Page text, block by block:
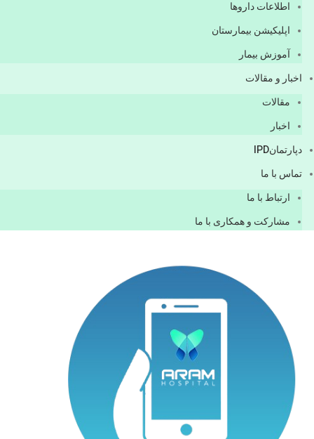
اطلاعات دارو‌ها
اپليكيشن بيمارستان
آموزش بیمار
اخبار و مقالات
مقالات
اخبار
دپارتمانIPD
تماس با ما
ارتباط با ما
مشاركت و همكاری با ما